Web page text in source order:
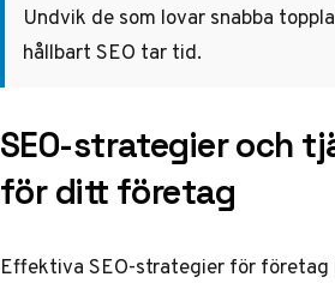
Undvik de som lovar snabba
hållbart SEO tar tid.
SEO-strategier och
för ditt företag
Effektiva SEO-strategier för företag